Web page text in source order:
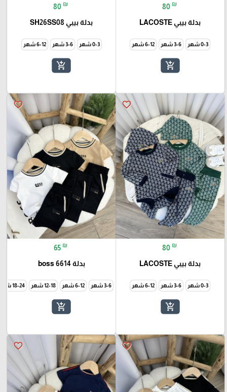
80 ₪
بدلة بيبي LACOSTE
0-3 شهر 3-6 شهر 6-12 شهر
add_shopping_cart
80 ₪
بدلة بيبي SH26SS08
0-3 شهر 3-6 شهر 6-12 شهر
add_shopping_cart
favorite_border
80 ₪
بدلة بيبي LACOSTE
0-3 شهر 3-6 شهر 6-12 شهر
add_shopping_cart
favorite_border
65 ₪
بدلة boss 6614
3-6 شهر 6-12 شهر 12-18 شهر 18-24 شهر
add_shopping_cart
favorite_border
favorite_border